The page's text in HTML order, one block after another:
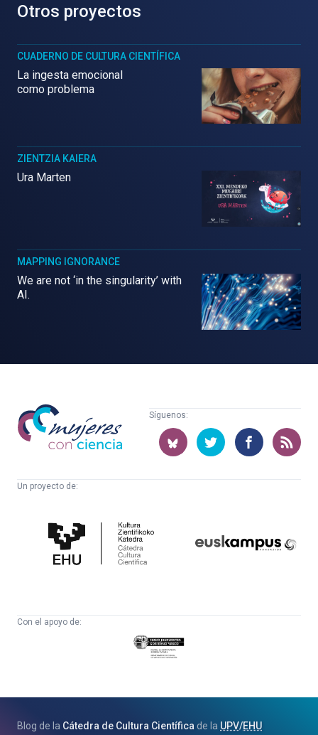
Otros proyectos
CUADERNO DE CULTURA CIENTÍFICA
La ingesta emocional
como problema
ZIENTZIA KAIERA
Ura Marten
MAPPING IGNORANCE
We are not ‘in the singularity’ with
AI.
Mujeres
con
ciencia
Síguenos:
Un proyecto de:
Cultura
Científica
Con el apoyo de:
Eusko
Jaurlaritza
eta
Blog de la Cátedra de Cultura Científicade la UPV/EHU